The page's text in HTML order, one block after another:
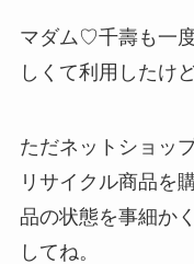
マダム♡千壽も一
しくて利用したけ
ただネットショッ
リサイクル商品を
品の状態を事細か
してね。